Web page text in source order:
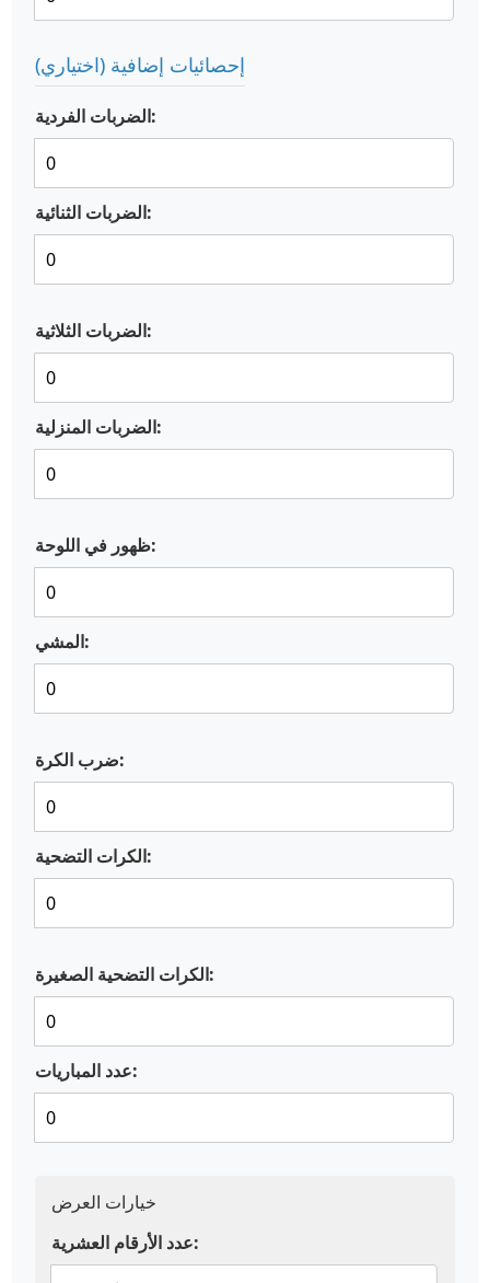
إحصائيات إضافية (اختياري)
الضربات الفردية:
الضربات الثنائية:
الضربات الثلاثية:
الضربات المنزلية:
ظهور في اللوحة:
المشي:
ضرب الكرة:
الكرات التضحية:
الكرات التضحية الصغيرة:
عدد المباريات:
خيارات العرض
عدد الأرقام العشرية: